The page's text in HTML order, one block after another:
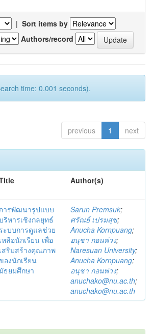
| Sort items by
Authors/record
time: 0.001 seconds).
previous 1 next
Author(s)
การพัฒนารูปแบบ
ริหารเชิงกลยุทธ์
ระบบการดูแลช่วย
เหลือนักเรียน เพื่อ
เสริมสร้างคุณภาพ
องนักเรียน
มัธยมศึกษา
Sarun Premsuk;
ศรัณย์ เปรมสุข;
Anucha Kornpuang;
อนุชา กอนพ่วง;
Naresuan University;
Anucha Kornpuang;
อนุชา กอนพ่วง;
anuchako@nu.ac.th;
anuchako@nu.ac.th